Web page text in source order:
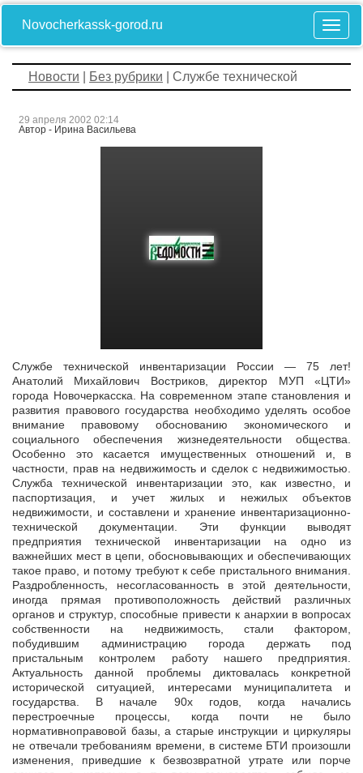
Novocherkassk-gorod.ru
Новости Без рубрики | Службе технической
29 апреля 2002 02:14
Автор - Ирина Васильева
Службе технической инвентаризации России — 75 лет!
Анатолий Михайлович Востриков, директор МУП «ЦТИ»
города Новочеркасска. На современном этапе становления и
развития правового государства необходимо уделять особое
внимание правовому обоснованию экономического и
социального обеспечения жизнедеятельности общества.
Особенно это касается имущественных отношений и, в
частности, прав на недвижимость и сделок с недвижимостью.
Служба технической инвентаризации это, как известно, и
паспортизация, и учет жилых и нежилых объектов
недвижимости, и составлени и хранение инвентаризационно-
технической документации. Эти функции выводят
предприятия технической инвентаризации на одно из
важнейших мест в цепи, обосновывающих и обеспечивающих
такое право, и потому требуют к себе пристального внимания.
Раздробленность, несогласованность в этой деятельности,
иногда прямая противоположность действий различных
органов и структур, способные привести к анархии в вопросах
собственности на недвижимость, стали фактором,
побудившим администрацию города держать под
пристальным контролем работу нашего предприятия.
Актуальность данной проблемы диктовалась конкретной
исторической ситуацией, интересами муниципалитета и
государства. В начале 90х годов, когда начались
перестроечные процессы, когда почти не было
нормативноправовой базы, а старые инструкции и циркуляры
не отвечали требованиям времени, в системе БТИ произошли
изменения, приведшие к безвозвратной утрате или порче